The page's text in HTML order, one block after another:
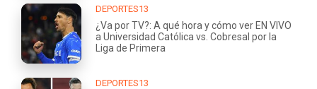
DEPORTES13
¿Va por TV?: A qué hora y cómo ver EN VIVO
a Universidad Católica vs. Cobresal por la
Liga de Primera
DEPORTES13